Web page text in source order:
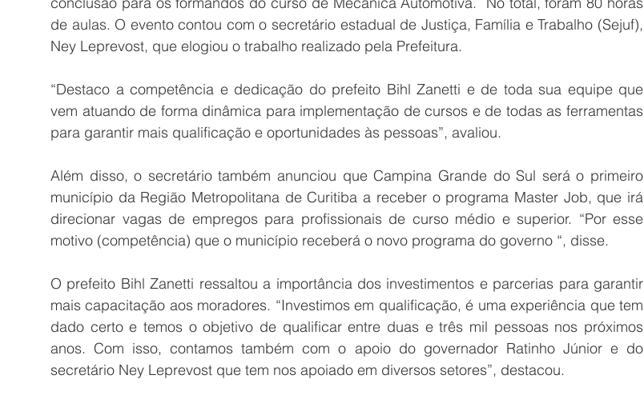
de aulas. O evento contou com o secretário estadual de Justiça, Família e Trabalho (Sejuf),
Ney Leprevost, que elogiou o trabalho realizado pela Prefeitura.
“Destaco a competência e dedicação do prefeito Bihl Zanetti e de toda sua equipe que
vem atuando de forma dinâmica para implementação de cursos e de todas as ferramentas
para garantir mais qualificação e oportunidades às pessoas”, avaliou.
Além disso, o secretário também anunciou que Campina Grande do Sul será o primeiro
município da Região Metropolitana de Curitiba a receber o programa Master Job, que irá
direcionar vagas de empregos para profissionais de curso médio e superior. “Por esse
motivo (competência) que o município receberá o novo programa do governo “, disse.
O prefeito Bihl Zanetti ressaltou a importância dos investimentos e parcerias para garantir
mais capacitação aos moradores. “Investimos em qualificação, é uma experiência que tem
dado certo e temos o objetivo de qualificar entre duas e três mil pessoas nos próximos
anos. Com isso, contamos também com o apoio do governador Ratinho Júnior e do
secretário Ney Leprevost que tem nos apoiado em diversos setores”, destacou.